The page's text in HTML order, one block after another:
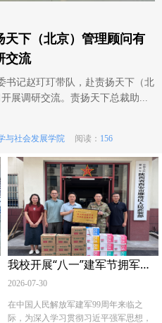
下（北京）管理顾问有
交流
书记赵玎玎带队，赴责扬天下（北
展调研交流。责扬天下总裁助...
与社会发展学院 阅读： 156
我校开展“八一”建军节拥军慰问活动
2026-07-30
在中国人民解放军建军99周年来临之
际，为深入学习贯彻习近平强军思想，